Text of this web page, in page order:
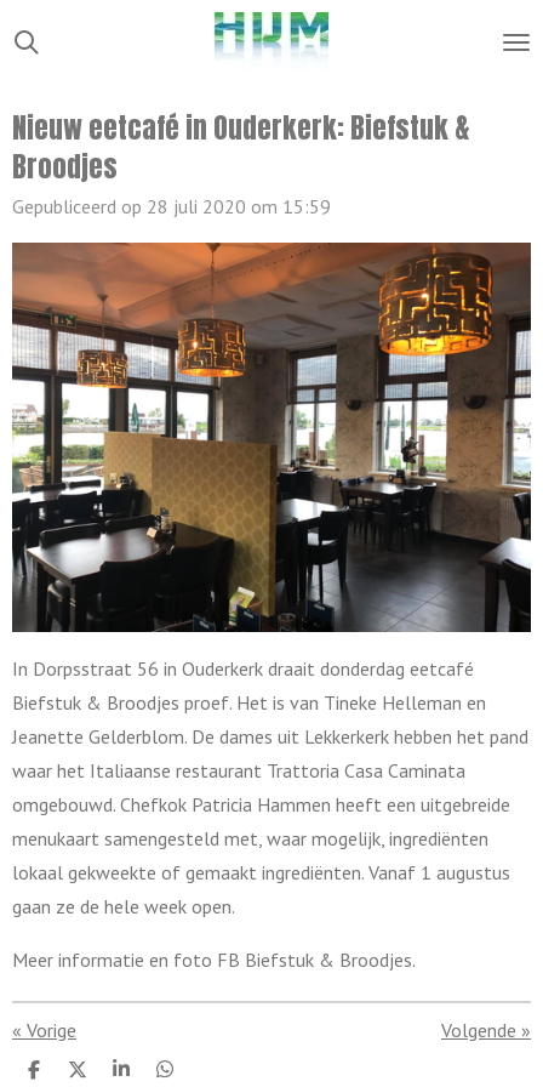
Ga
direct
de
hoofdinhoud
Nieuw eetcafé in Ouderkerk: Biefstuk &
Broodjes
Gepubliceerd op 28 juli 2020 om 15:59
In Dorpsstraat 56 in Ouderkerk draait donderdag eetcafé
Biefstuk & Broodjes proef. Het is van Tineke Helleman en
Jeanette Gelderblom. De dames uit Lekkerkerk hebben het pand
waar het Italiaanse restaurant Trattoria Casa Caminata
omgebouwd. Chefkok Patricia Hammen heeft een uitgebreide
menukaart samengesteld met, waar mogelijk, ingrediënten
lokaal gekweekte of gemaakt ingrediënten. Vanaf 1 augustus
gaan ze de hele week open.
Meer informatie en foto FB Biefstuk & Broodjes.
« Vorige Volgende »
D
D
S
D